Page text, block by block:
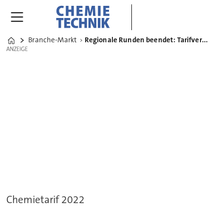
Home
Branche-Markt Regionale Runden beendet: Tarifverhandlungen gehen auf Bundesebene
ANZEIGE
ANZEIGE
Chemietarif 2022